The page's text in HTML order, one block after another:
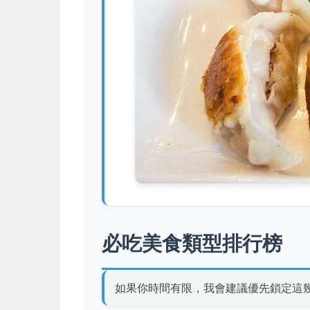
必吃美食類型排行榜
如果你時間有限，我會建議優先鎖定這